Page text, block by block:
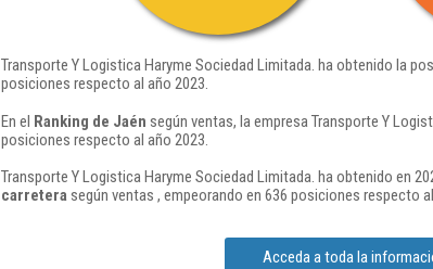
Transporte Y Logistica Haryme Sociedad Limitada. ha obtenido la
posiciones respecto al año 2023.
En el Ranking de Jaén según ventas, la empresa Transporte Y
posiciones respecto al año 2023.
Transporte Y Logistica Haryme Sociedad Limitada. ha obtenido en
carreterasegún ventas , empeorando en 636 posiciones respecto
Acceda a toda la